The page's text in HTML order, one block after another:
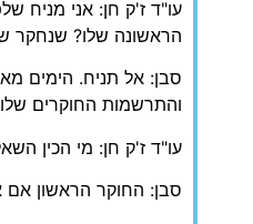
עו"ד ז'ק חן: אני מניח
הראשונה שלו? שנחקר
סבן: אל תניח. הימים
והתרשמות החוקרים
עו"ד ז'ק חן: מי הכין
סבן: החוקר הראשון אם